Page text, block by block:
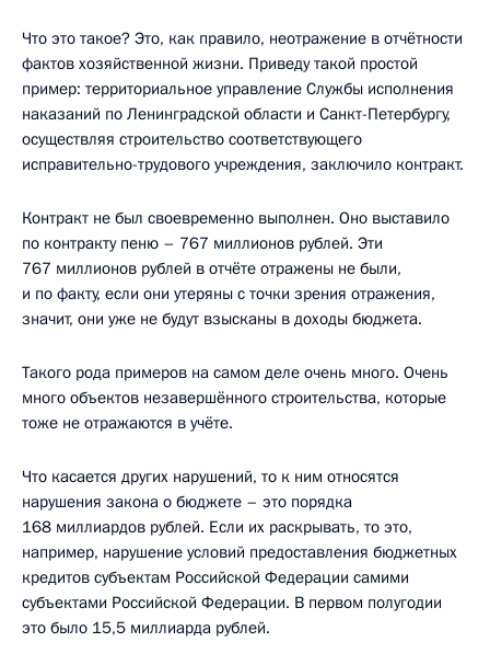
Что это такое? Это, как правило, неотражение в отчётности
фактов хозяйственной жизни. Приведу такой простой
пример: территориальное управление Службы исполнения
наказаний по Ленинградской области и Санкт-Петербургу,
осуществляя строительство соответствующего
исправительно-трудового учреждения, заключило контракт.
Контракт не был своевременно выполнен. Оно выставило
по контракту пеню – 767 миллионов рублей. Эти
767 миллионов рублей в отчёте отражены не были,
и по факту, если они утеряны с точки зрения отражения,
значит, они уже не будут взысканы в доходы бюджета.
Такого рода примеров на самом деле очень много. Очень
много объектов незавершённого строительства, которые
тоже не отражаются в учёте.
Что касается других нарушений, то к ним относятся
нарушения закона о бюджете – это порядка
168 миллиардов рублей. Если их раскрывать, то это,
например, нарушение условий предоставления бюджетных
кредитов субъектам Российской Федерации самими
субъектами Российской Федерации. В первом полугодии
это было 15,5 миллиарда рублей.